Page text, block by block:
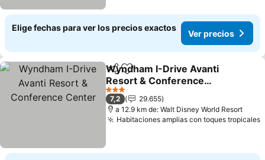
Elige fechas para ver los precios exactos
Ver precios
CompartirAgregar a favoritos
Wyndham I-Drive Avanti
Resort & Conference
Center
Ver precios
3 Estrellas
7,2
29.655
a 12.9 km de: Walt Disney World Resort
Habitaciones amplias con toques tropicales